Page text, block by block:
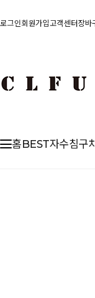
로그인회원가입고객센터장바
홈BEST자수침구